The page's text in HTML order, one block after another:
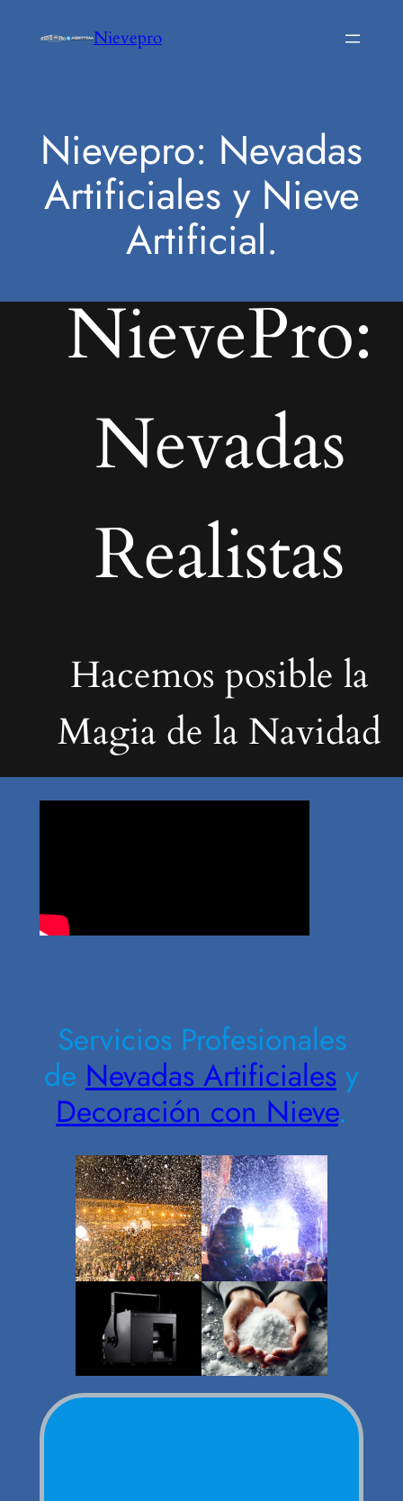
Nievepro
Nievepro: Nevadas
Artificiales y Nieve
Artificial.
NievePro:
Nevadas
Realistas
Hacemos posible la
Magia de la Navidad
Servicios Profesionales
de Nevadas Artificiales y
Decoración con Nieve.